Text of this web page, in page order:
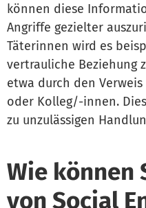
können diese
Angriffe gezielter
Täterinnen wird es
vertrauliche Beziehung
etwa durch den
oder Kolleg/-innen.
zu unzulässigen
Wie können
von Social